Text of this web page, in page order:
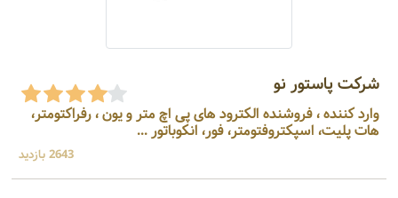
شرکت پاستور نو
وارد کننده ، فروشنده الکترود های پی اچ متر و یون ، رفراکتومتر،
هات پلیت، اسپکتروفتومتر، فور، انکوباتور ...
2643 بازدید